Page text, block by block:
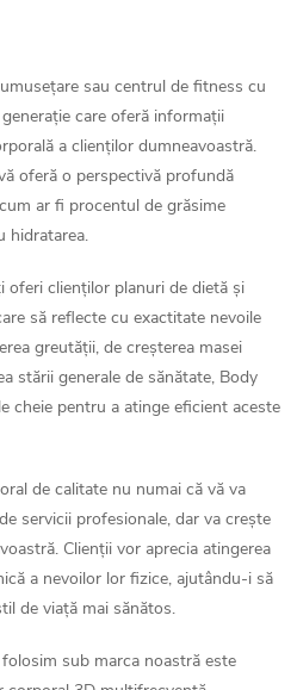
sau centrul de fitness cu
care oferă informații
a clienților dumneavoastră.
oferă o perspectivă profundă
ar fi procentul de grăsime
hidratarea.
oferi clienților planuri de dietă și
să reflecte cu exactitate nevoile
greutății, de creșterea masei
stării generale de sănătate, Body
cheie pentru a atinge eficient aceste
de calitate nu numai că vă va
servicii profesionale, dar va crește
Clienții vor aprecia atingerea
a nevoilor lor fizice, ajutându-i să
de viață mai sănătos.
sub marca noastră este